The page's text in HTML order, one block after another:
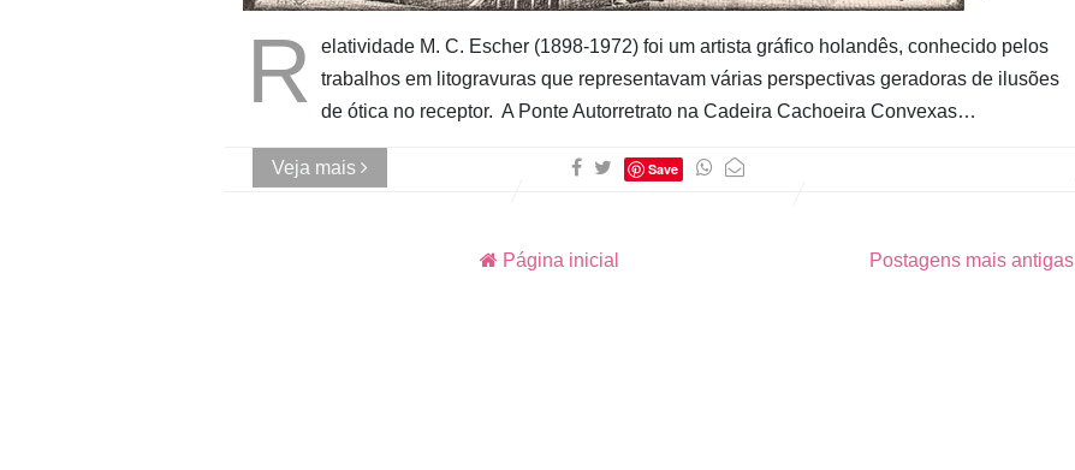
R
elatividade M. C. Escher (1898-1972) foi um artista gráfico holandês, conhecido pelos
trabalhos em litogravuras que representavam várias perspectivas geradoras de ilusões
de ótica no receptor. A Ponte Autorretrato na Cadeira Cachoeira Convexas…
Veja mais Save
Postagens mais antigas
Página inicial